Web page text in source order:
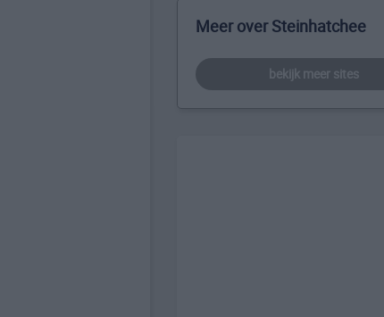
Meer over Steinhatchee
bekijk meer sites